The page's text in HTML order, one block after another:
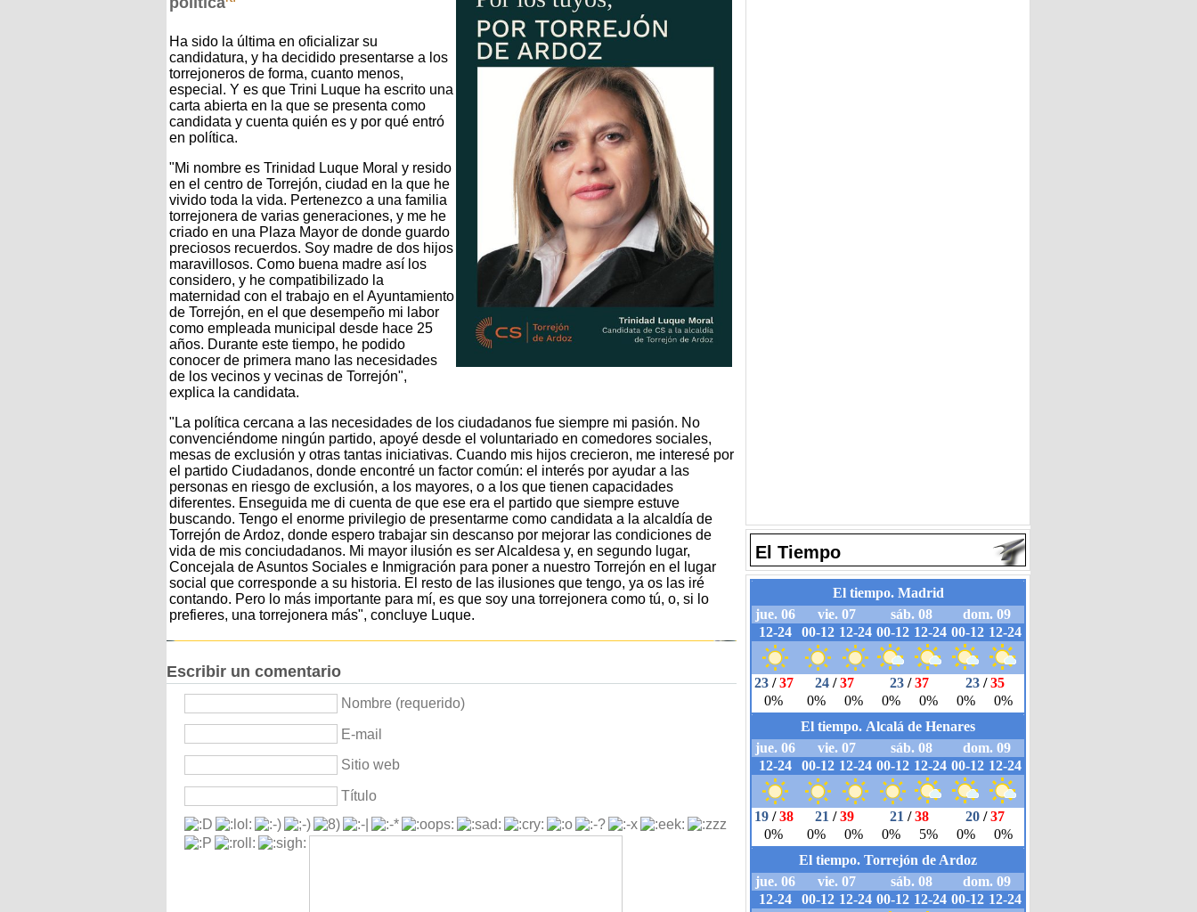
Ha sido la última en oficializar su
candidatura, y ha decidido presentarse a los
torrejoneros de forma, cuanto menos,
especial. Y es que Trini Luque ha escrito una
carta abierta en la que se presenta como
candidata y cuenta quién es y por qué entró
en política.
"Mi nombre es Trinidad Luque Moral y resido
en el centro de Torrejón, ciudad en la que he
vivido toda la vida. Pertenezco a una familia
torrejonera de varias generaciones, y me he
criado en una Plaza Mayor de donde guardo
preciosos recuerdos. Soy madre de dos hijos
maravillosos. Como buena madre así los
considero, y he compatibilizado la
maternidad con el trabajo en el Ayuntamiento
de Torrejón, en el que desempeño mi labor
como empleada municipal desde hace 25
años. Durante este tiempo, he podido
conocer de primera mano las necesidades
de los vecinos y vecinas de Torrejón",
explica la candidata.
"La política cercana a las necesidades de los ciudadanos fue siempre mi pasión. No
convenciéndome ningún partido, apoyé desde el voluntariado en comedores sociales,
mesas de exclusión y otras tantas iniciativas. Cuando mis hijos crecieron, me interesé por
el partido Ciudadanos, donde encontré un factor común: el interés por ayudar a las
personas en riesgo de exclusión, a los mayores, o a los que tienen capacidades
diferentes. Enseguida me di cuenta de que ese era el partido que siempre estuve
buscando. Tengo el enorme privilegio de presentarme como candidata a la alcaldía de
Torrejón de Ardoz, donde espero trabajar sin descanso por mejorar las condiciones de
vida de mis conciudadanos. Mi mayor ilusión es ser Alcaldesa y, en segundo lugar,
Concejala de Asuntos Sociales e Inmigración para poner a nuestro Torrejón en el lugar
social que corresponde a su historia. El resto de las ilusiones que tengo, ya os las iré
contando. Pero lo más importante para mí, es que soy una torrejonera como tú, o, si lo
prefieres, una torrejonera más", concluye Luque.
Escribir un comentario
Nombre (requerido)
E-mail
Sitio web
Título
El Tiempo